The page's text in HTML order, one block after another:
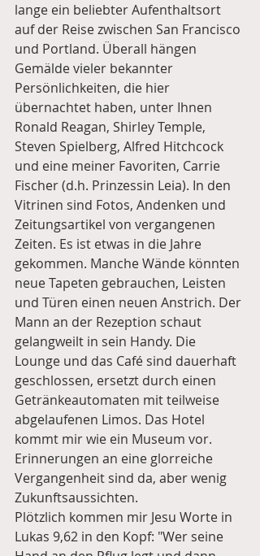
lange ein beliebter Aufenthaltsort
auf der Reise zwischen San Francisco
und Portland. Überall hängen
Gemälde vieler bekannter
Persönlichkeiten, die hier
übernachtet haben, unter Ihnen
Ronald Reagan, Shirley Temple,
Steven Spielberg, Alfred Hitchcock
und eine meiner Favoriten, Carrie
Fischer (d.h. Prinzessin Leia). In den
Vitrinen sind Fotos, Andenken und
Zeitungsartikel von vergangenen
Zeiten. Es ist etwas in die Jahre
gekommen. Manche Wände könnten
neue Tapeten gebrauchen, Leisten
und Türen einen neuen Anstrich. Der
Mann an der Rezeption schaut
gelangweilt in sein Handy. Die
Lounge und das Café sind dauerhaft
geschlossen, ersetzt durch einen
Getränkeautomaten mit teilweise
abgelaufenen Limos. Das Hotel
kommt mir wie ein Museum vor.
Erinnerungen an eine glorreiche
Vergangenheit sind da, aber wenig
Zukunftsaussichten.
Plötzlich kommen mir Jesu Worte in
Lukas 9,62 in den Kopf: "Wer seine